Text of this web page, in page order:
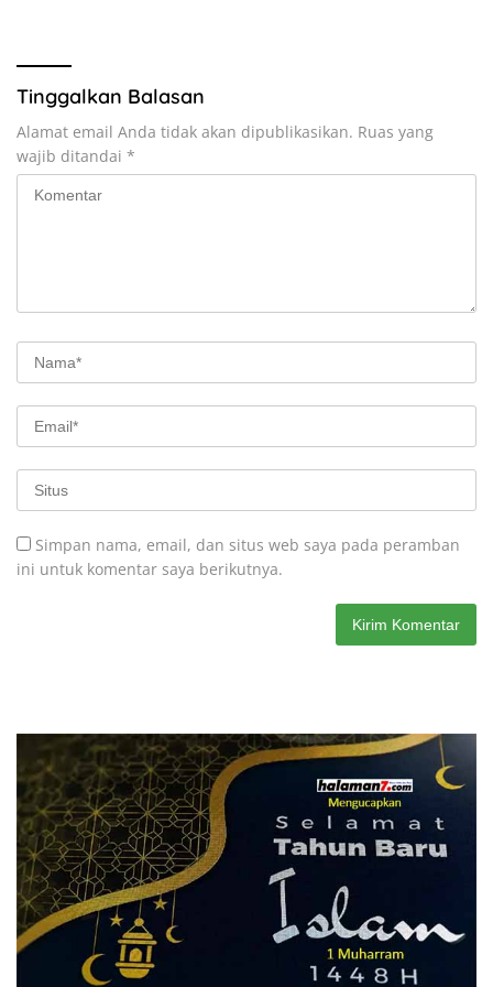
Tinggalkan Balasan
Alamat email Anda tidak akan dipublikasikan. Ruas yang
wajib ditandai *
Simpan nama, email, dan situs web saya pada peramban
ini untuk komentar saya berikutnya.